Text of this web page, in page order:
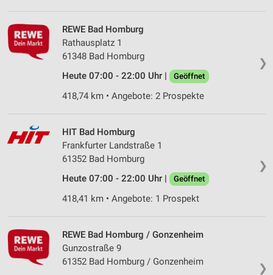
❯
REWE Bad Homburg
Rathausplatz 1
61348 Bad Homburg
Heute 07:00 - 22:00 Uhr |
Geöffnet
418,74 km • Angebote: 2 Prospekte
❯
HIT Bad Homburg
Frankfurter Landstraße 1
61352 Bad Homburg
Heute 07:00 - 22:00 Uhr |
Geöffnet
418,41 km • Angebote: 1 Prospekt
❯
REWE Bad Homburg / Gonzenheim
Gunzostraße 9
61352 Bad Homburg / Gonzenheim